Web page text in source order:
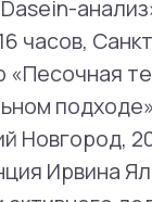
в Институте
и социологии
университета
автор
по школьному